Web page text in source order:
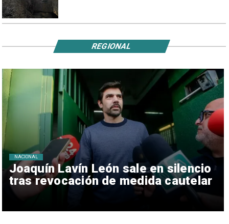
Joaquín Lavín León sale en silencio
tras revocación de medida cautelar
NACIONAL
REGIONAL